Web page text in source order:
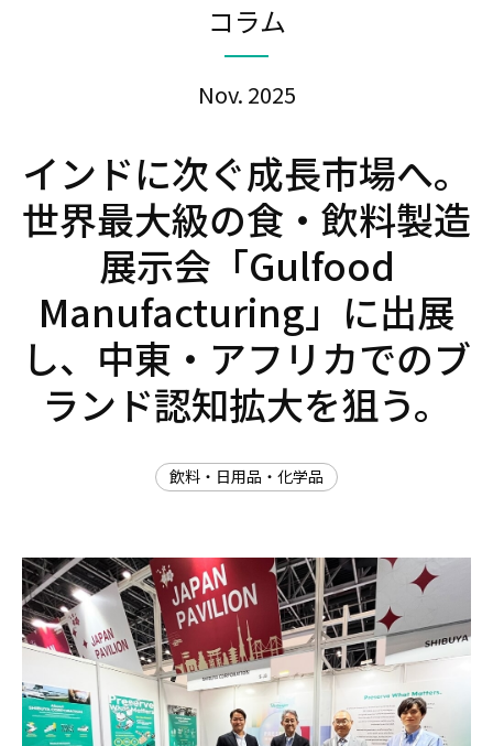
コラム
Nov. 2025
インドに次ぐ成長市場へ。
世界最大級の食・飲料製造
展示会「Gulfood
Manufacturing」に出展
し、中東・アフリカでのブ
ランド認知拡大を狙う。
飲料・日用品・化学品